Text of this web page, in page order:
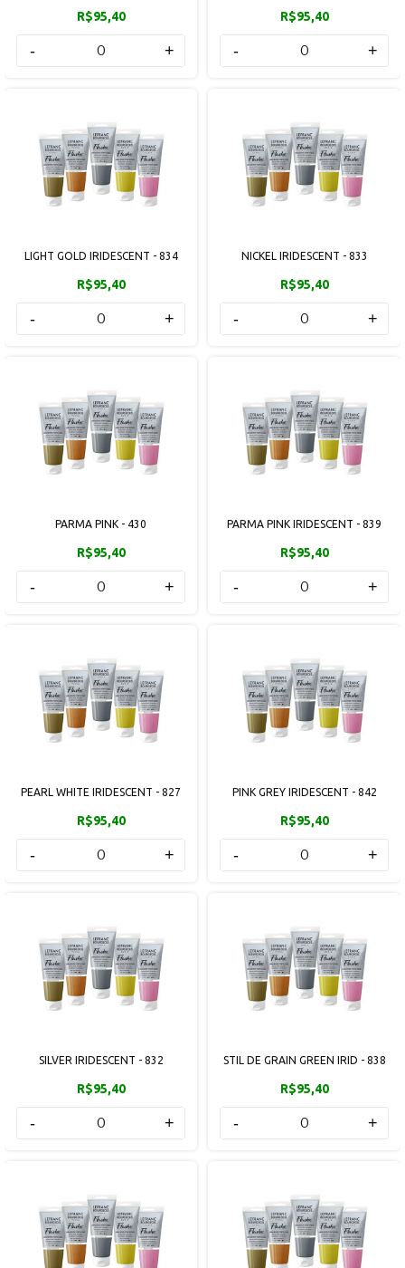
R$95,40
- +
R$95,40
- +
LIGHT GOLD IRIDESCENT - 834
R$95,40
- +
NICKEL IRIDESCENT - 833
R$95,40
- +
PARMA PINK - 430
R$95,40
- +
PARMA PINK IRIDESCENT - 839
R$95,40
- +
PEARL WHITE IRIDESCENT - 827
R$95,40
- +
PINK GREY IRIDESCENT - 842
R$95,40
- +
SILVER IRIDESCENT - 832
R$95,40
- +
STIL DE GRAIN GREEN IRID - 838
R$95,40
- +